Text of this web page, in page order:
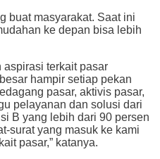
buat masyarakat. Saat ini
ke depan bisa lebih
aspirasi terkait pasar
hampir setiap pekan
pasar, aktivis pasar,
pelayanan dan solusi dari
B yang lebih dari 90 persen
surat yang masuk ke kami
pasar,” katanya.